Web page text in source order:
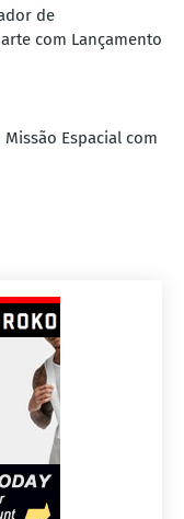
de
com Lançamento
Espacial com